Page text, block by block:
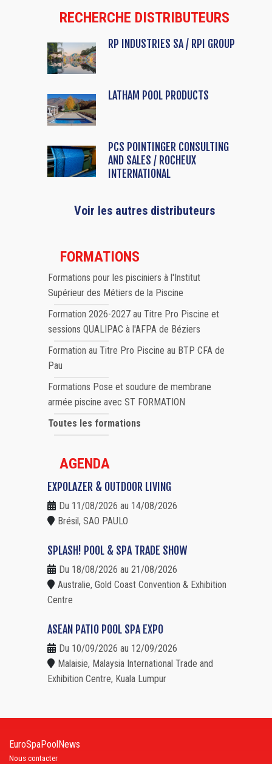
RECHERCHE DISTRIBUTEURS
RP INDUSTRIES SA / RPI GROUP
LATHAM POOL PRODUCTS
PCS POINTINGER CONSULTING
AND SALES / ROCHEUX
INTERNATIONAL
Voir les autres distributeurs
FORMATIONS
Formations pour les pisciniers à l'Institut
Supérieur des Métiers de la Piscine
Formation 2026-2027 au Titre Pro Piscine et
sessions QUALIPAC à l'AFPA de Béziers
Formation au Titre Pro Piscine au BTP CFA de
Pau
Formations Pose et soudure de membrane
armée piscine avec ST FORMATION
Toutes les formations
AGENDA
EXPOLAZER & OUTDOOR LIVING
Du 11/08/2026 au 14/08/2026
Brésil, SAO PAULO
SPLASH! POOL & SPA TRADE SHOW
Du 18/08/2026 au 21/08/2026
Australie, Gold Coast Convention & Exhibition
Centre
ASEAN PATIO POOL SPA EXPO
Du 10/09/2026 au 12/09/2026
Malaisie, Malaysia International Trade and
Exhibition Centre, Kuala Lumpur
EuroSpaPoolNews
Nous contacter